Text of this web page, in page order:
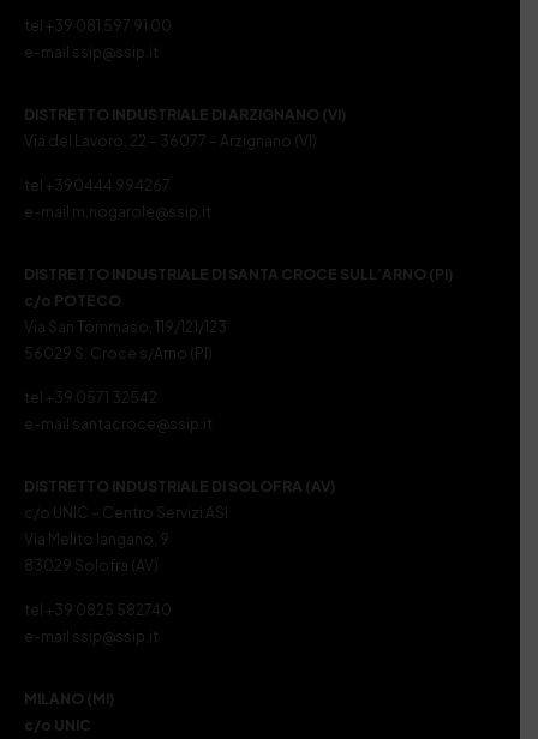
tel +39 081 597 91 00
e-mail ssip@ssip.it
DISTRETTO INDUSTRIALE DI ARZIGNANO (VI)
Via del Lavoro, 22 – 36077 – Arzignano (VI)
tel +390444 994267
e-mail m.nogarole@ssip.it
DISTRETTO INDUSTRIALE DI SANTA CROCE SULL’ARNO (PI)
c/o POTECO
Via San Tommaso, 119/121/123
56029 S. Croce s/Arno (PI)
tel +39 0571 32542
e-mail santacroce@ssip.it
DISTRETTO INDUSTRIALE DI SOLOFRA (AV)
c/o UNIC – Centro Servizi ASI
Via Melito Iangano, 9
83029 Solofra (AV)
tel +39 0825 582740
e-mail ssip@ssip.it
MILANO (MI)
c/o UNIC